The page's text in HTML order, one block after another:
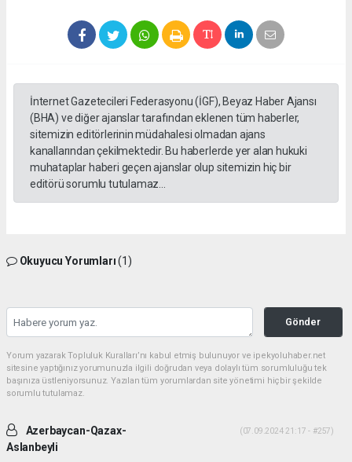
İnternet Gazetecileri Federasyonu (İGF), Beyaz Haber Ajansı
(BHA) ve diğer ajanslar tarafından eklenen tüm haberler,
sitemizin editörlerinin müdahalesi olmadan ajans
kanallarından çekilmektedir. Bu haberlerde yer alan hukuki
muhataplar haberi geçen ajanslar olup sitemizin hiç bir
editörü sorumlu tutulamaz...
Okuyucu Yorumları(1)
Gönder
Yorum yazarak Topluluk Kuralları’nı kabul etmiş bulunuyor ve ipekyoluhaber.net
sitesine yaptığınız yorumunuzla ilgili doğrudan veya dolaylı tüm sorumluluğu tek
başınıza üstleniyorsunuz. Yazılan tüm yorumlardan site yönetimi hiçbir şekilde
sorumlu tutulamaz.
Azerbaycan-Qazax-
Aslanbeyli
(07.09.2024 21:17 - #257)